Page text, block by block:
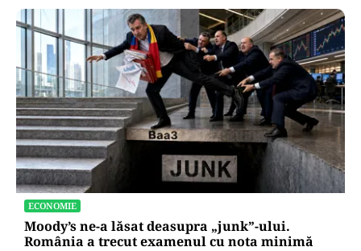
ECONOMIE
Moody’s ne-a lăsat deasupra „junk”-ului.
România a trecut examenul cu nota minimă